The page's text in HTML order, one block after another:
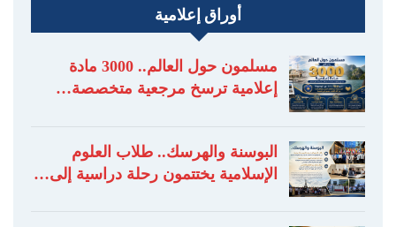
أوراق إعلامية
مسلمون حول العالم.. 3000 مادة
إعلامية ترسخ مرجعية متخصصة…
البوسنة والهرسك.. طلاب العلوم
الإسلامية يختتمون رحلة دراسية إلى…